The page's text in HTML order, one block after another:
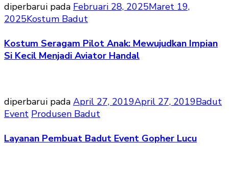
diperbarui pada Februari 28, 2025Maret 19,
2025Kostum Badut
Kostum Seragam Pilot Anak: Mewujudkan Impian
Si Kecil Menjadi Aviator Handal
diperbarui pada April 27, 2019April 27, 2019Badut
Event Produsen Badut
Layanan Pembuat Badut Event Gopher Lucu